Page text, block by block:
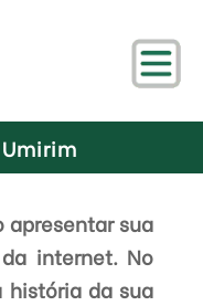
sua
internet. No
história da sua